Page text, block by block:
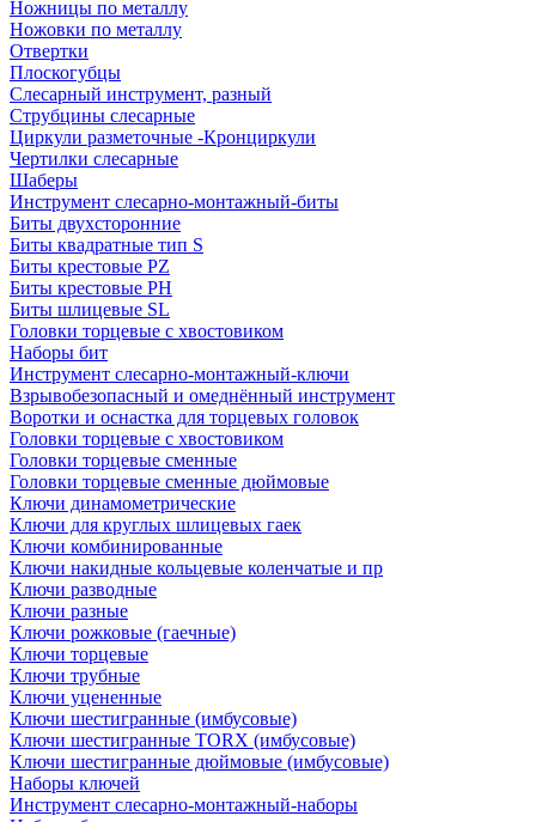
Ножницы по металлу
Ножовки по металлу
Отвертки
Плоскогубцы
Слесарный инструмент, разный
Струбцины слесарные
Циркули разметочные -Кронциркули
Чертилки слесарные
Шаберы
Инструмент слесарно-монтажный-биты
Биты двухсторонние
Биты квадратные тип S
Биты крестовые РZ
Биты крестовые РН
Биты шлицевые SL
Головки торцевые с хвостовиком
Наборы бит
Инструмент слесарно-монтажный-ключи
Взрывобезопасный и омеднённый инструмент
Воротки и оснаcтка для торцевых головок
Головки торцевые с хвостовиком
Головки торцевые сменные
Головки торцевые сменные дюймовые
Ключи динамометрические
Ключи для круглых шлицевых гаек
Ключи комбинированные
Ключи накидные кольцевые коленчатые и пр
Ключи разводные
Ключи разные
Ключи рожковые (гаечные)
Ключи торцевые
Ключи трубные
Ключи уцененные
Ключи шестигранные (имбусовые)
Ключи шестигранные TORX (имбусовые)
Ключи шестигранные дюймовые (имбусовые)
Наборы ключей
Инструмент слесарно-монтажный-наборы